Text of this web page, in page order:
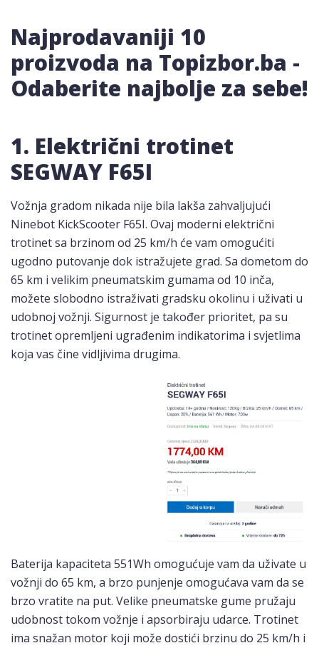
Najprodavaniji 10
proizvoda na Topizbor.ba -
Odaberite najbolje za sebe!
1. Električni trotinet
SEGWAY F65I
Vožnja gradom nikada nije bila lakša zahvaljujući
Ninebot KickScooter F65I. Ovaj moderni električni
trotinet sa brzinom od 25 km/h će vam omogućiti
ugodno putovanje dok istražujete grad. Sa dometom do
65 km i velikim pneumatskim gumama od 10 inča,
možete slobodno istraživati gradsku okolinu i uživati u
udobnoj vožnji. Sigurnost je također prioritet, pa su
trotinet opremljeni ugrađenim indikatorima i svjetlima
koja vas čine vidljivima drugima.
Baterija kapaciteta 551Wh omogućuje vam da uživate u
vožnji do 65 km, a brzo punjenje omogućava vam da se
brzo vratite na put. Velike pneumatske gume pružaju
udobnost tokom vožnje i apsorbiraju udarce. Trotinet
ima snažan motor koji može dostići brzinu do 25 km/h i